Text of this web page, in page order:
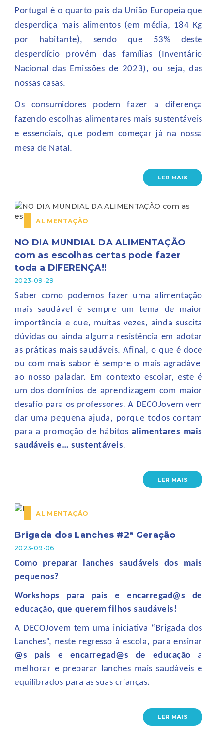
Portugal é o quarto país da União Europeia que
desperdiça mais alimentos (em média, 184 Kg
por habitante), sendo que 53% deste
desperdício provém das famílias (Inventário
Nacional das Emissões de 2023), ou seja, das
nossas casas.
Os consumidores podem fazer a diferença
fazendo escolhas alimentares mais sustentáveis
e essenciais, que podem começar já na nossa
mesa de Natal.
LER MAIS
ALIMENTAÇÃO
NO DIA MUNDIAL DA ALIMENTAÇÃO
com as escolhas certas pode fazer
toda a DIFERENÇA!!
2023-09-29
Saber como podemos fazer uma alimentação
mais saudável é sempre um tema de maior
importância e que, muitas vezes, ainda suscita
dúvidas ou ainda alguma resistência em adotar
as práticas mais saudáveis. Afinal, o que é doce
ou com mais sabor é sempre o mais agradável
ao nosso paladar. Em contexto escolar, este é
um dos domínios de aprendizagem com maior
desafio para os professores. A DECOJovem vem
dar uma pequena ajuda, porque todos contam
para a promoção de hábitos alimentares mais
saudáveis e… sustentáveis.
LER MAIS
ALIMENTAÇÃO
Brigada dos Lanches #2ª Geração
2023-09-06
Como preparar lanches saudáveis dos mais
pequenos?
Workshops para pais e encarregad@s de
educação, que querem filhos saudáveis!
A DECOJovem tem uma iniciativa “Brigada dos
Lanches”, neste regresso à escola, para ensinar
@s pais e encarregad@s de educação a
melhorar e preparar lanches mais saudáveis e
equilibrados para as suas crianças.
LER MAIS